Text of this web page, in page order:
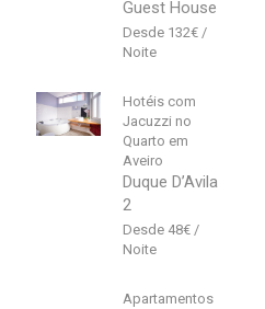
Guest House
132€
Hotéis com
Jacuzzi no
Quarto em
Aveiro
Duque D’Avila
2
48€
Apartamentos